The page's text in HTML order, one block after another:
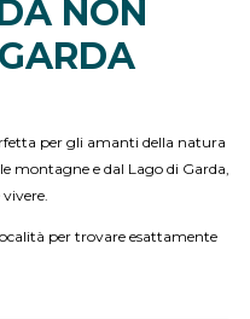
NON
per gli amanti della natura
montagne e dal Lago di Garda,
per trovare esattamente